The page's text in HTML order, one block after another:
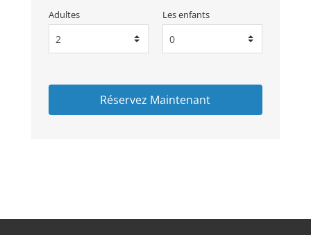
Adultes Les enfants